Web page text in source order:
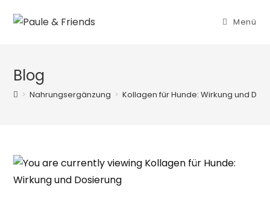
Inhalt
Menü
Blog
> Nahrungsergänzung > Kollagen für Hunde: Wirkung und